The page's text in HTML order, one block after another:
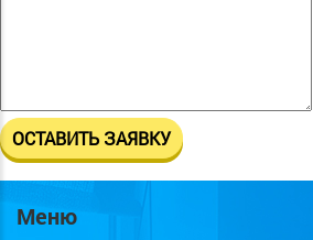
Меню